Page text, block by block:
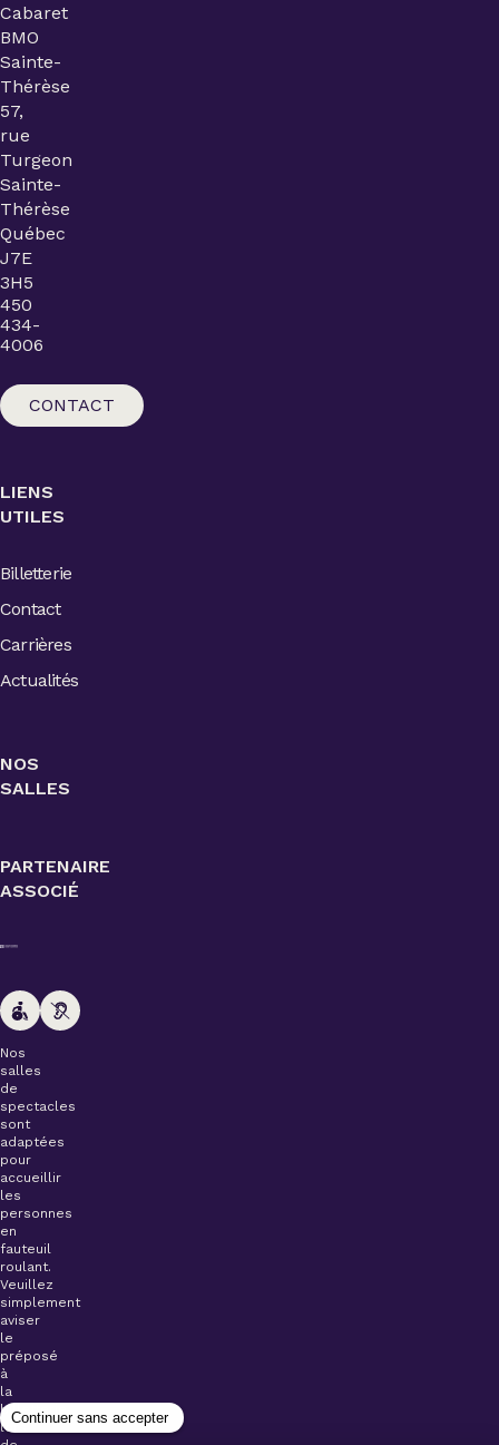
Cabaret
BMO
Sainte-
Thérèse
57,
rue
Turgeon
Sainte-
Thérèse
Québec
J7E
3H5
450
434-
4006
CONTACT
LIENS
UTILES
Billetterie
Contact
Carrières
Actualités
NOS
SALLES
PARTENAIRE
ASSOCIÉ
Nos
salles
de
spectacles
sont
adaptées
pour
accueillir
les
personnes
en
fauteuil
roulant.
Veuillez
simplement
aviser
le
préposé
à
la
billetterie
lors